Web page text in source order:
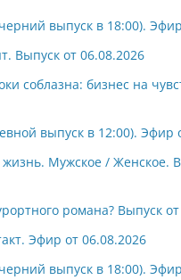
выпуск в 18:00).
Выпуск от 06.08.2026
соблазна: бизнес на
выпуск в 12:00). Эфир
жизнь. Мужское / Женское.
романа? Выпуск
Эфир от 06.08.2026
выпуск в 18:00).